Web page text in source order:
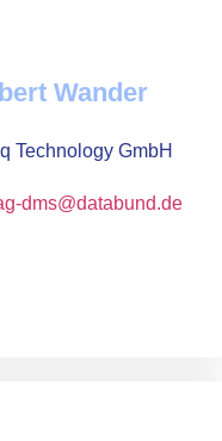
Wander
Technology GmbH
dms@databund.de